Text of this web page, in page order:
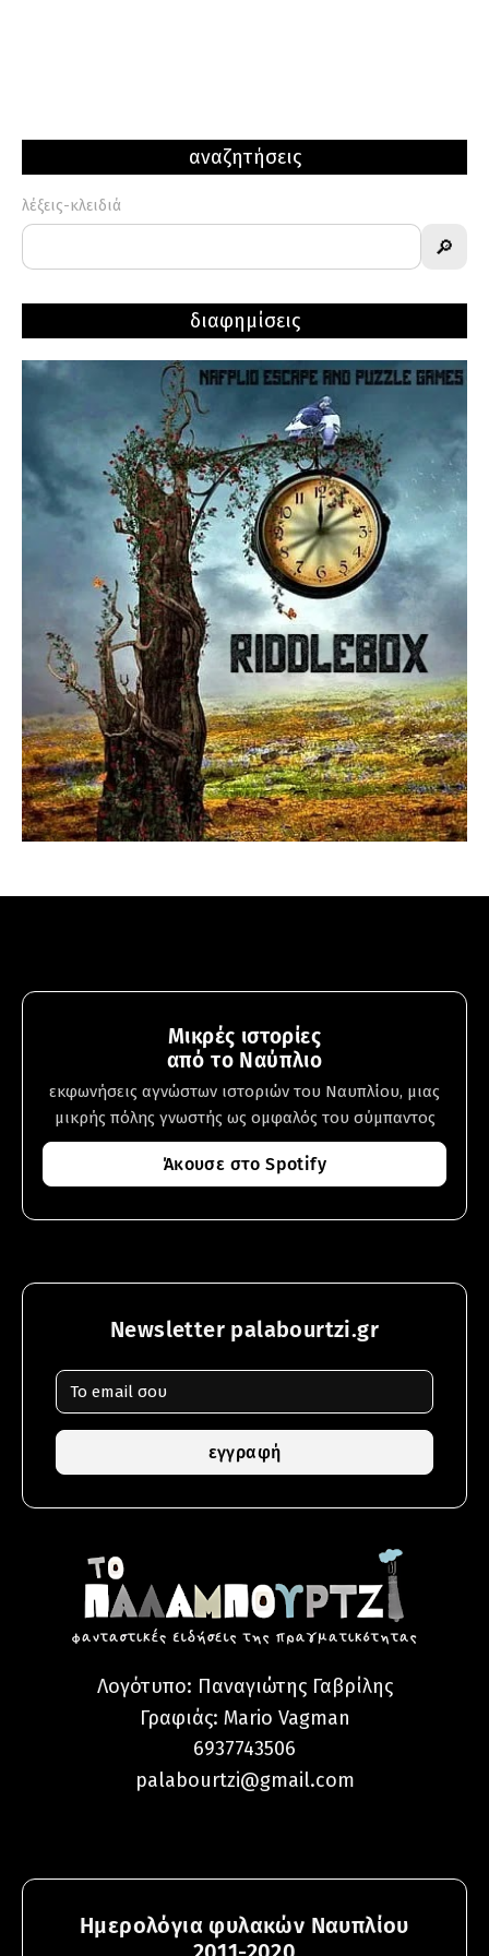
αναζητήσεις
λέξεις-κλειδιά
🔎
διαφημίσεις
Μικρές ιστορίες
από το Ναύπλιο
εκφωνήσεις αγνώστων ιστοριών του Ναυπλίου, μιας
μικρής πόλης γνωστής ως ομφαλός του σύμπαντος
Άκουσε στο Spotify
Newsletter palabourtzi.gr
εγγραφή
Λογότυπο: Παναγιώτης Γαβρίλης
Γραφιάς: Mario Vagman
6937743506
palabourtzi@gmail.com
Ημερολόγια φυλακών Ναυπλίου